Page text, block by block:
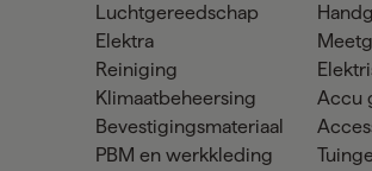
Luchtgereedschap
Elektra
Reiniging
Klimaatbeheersing
Bevestigingsmateriaal
PBM en werkkleding
Accu